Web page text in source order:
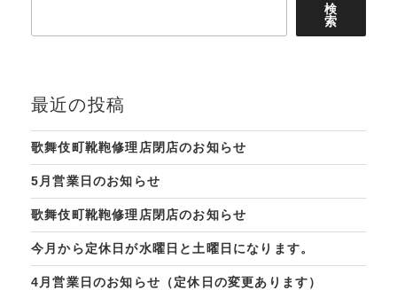
検
索
最近の投稿
歌舞伎町靴鞄修理店閉店のお知らせ
5月営業日のお知らせ
歌舞伎町靴鞄修理店閉店のお知らせ
今月から定休日が水曜日と土曜日になります。
4月営業日のお知らせ（定休日の変更あります）